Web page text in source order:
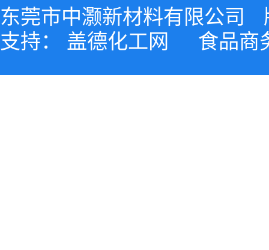
东莞市中灏新材料有限公司
支持： 盖德化工网 食品商